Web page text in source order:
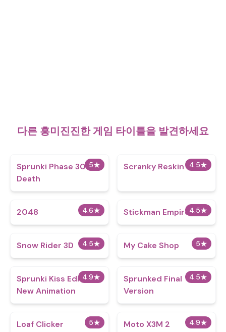
다른 흥미진진한 게임 타이틀을 발견하세요
5★
Sprunki Phase 30
Death
4.5★
Scranky Reskin
4.6★
2048 4.5★
Stickman Empires
4.5★
Snow Rider 3D 5★
My Cake Shop
4.9★
Sprunki Kiss Edition
New Animation
4.5★
Sprunked Final
Version
5★
Loaf Clicker 4.9★
Moto X3M 2